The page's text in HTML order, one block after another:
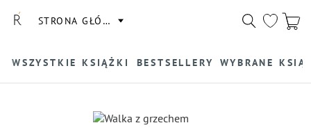
STRONA GŁÓWNA
WSZYSTKIE KSIĄŻKI BESTSELLERY WYBRANE